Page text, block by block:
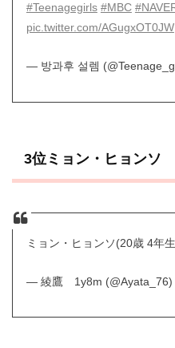
#Teenagegirls #MBC
pic.twitter.com/AGugxOT0JW
— 방과후 설렘
3位ミョン・ヒョンソ
ミョン・ヒョンソ(20歳 4年
— 綾鷹 1y8m (@Ayata_76)